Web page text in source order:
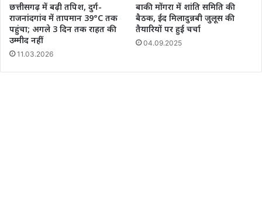
छत्तीसगढ़ में बढ़ी तपिश, दुर्ग-
राजनांदगांव में तापमान 39°C तक
पहुंचा; अगले 3 दिन तक राहत की
उम्मीद नहीं
11.03.2026
बाकी मोंगरा में शांति समिति की
बैठक, ईद मिलादुन्नबी जुलूस की
तैयारियों पर हुई चर्चा
04.09.2025